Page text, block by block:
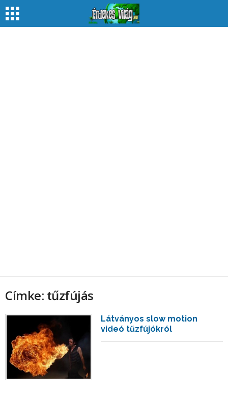
Címke: tűzfújás
Látványos slow motion
videó tűzfújókról